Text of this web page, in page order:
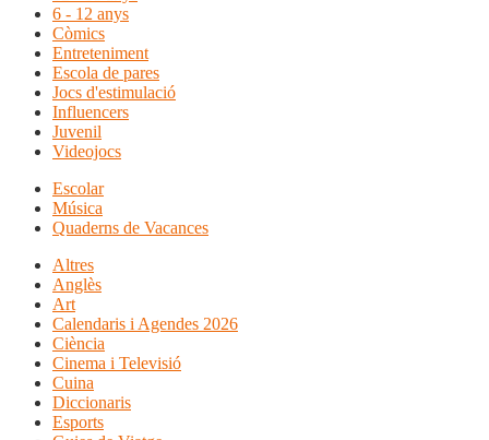
6 - 12 anys
Còmics
Entreteniment
Escola de pares
Jocs d'estimulació
Influencers
Juvenil
Videojocs
Escolar
Música
Quaderns de Vacances
Altres
Anglès
Art
Calendaris i Agendes 2026
Ciència
Cinema i Televisió
Cuina
Diccionaris
Esports